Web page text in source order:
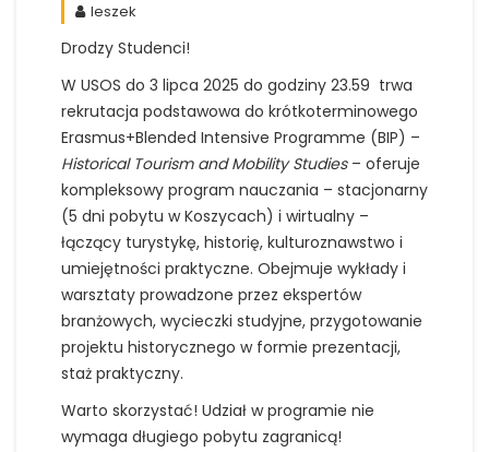
leszek
Drodzy Studenci!
W USOS do 3 lipca 2025 do godziny 23.59 trwa
rekrutacja podstawowa do krótkoterminowego
Erasmus+Blended Intensive Programme (BIP) –
Historical Tourism and Mobility Studies– oferuje
kompleksowy program nauczania – stacjonarny
(5 dni pobytu w Koszycach) i wirtualny –
łączący turystykę, historię, kulturoznawstwo i
umiejętności praktyczne. Obejmuje wykłady i
warsztaty prowadzone przez ekspertów
branżowych, wycieczki studyjne, przygotowanie
projektu historycznego w formie prezentacji,
staż praktyczny.
Warto skorzystać! Udział w programie nie
wymaga długiego pobytu zagranicą!